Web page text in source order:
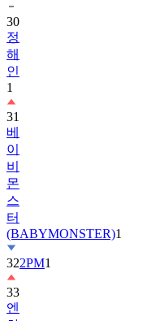
정
해
인
1
31
베
이
비
몬
스
터
(BABYMONSTER)
322PM1
33
엔
하
이